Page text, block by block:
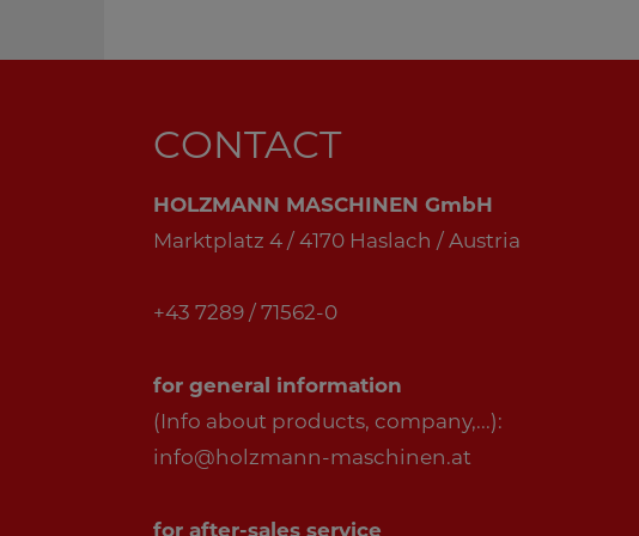
CONTACT
HOLZMANN MASCHINEN GmbH
Marktplatz 4 / 4170 Haslach / Austria
+43 7289 / 71562-0
for general information
(Info about products, company,...):
info@holzmann-maschinen.at
for after-sales service